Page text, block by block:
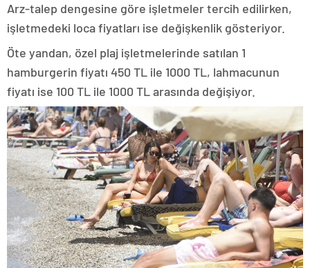
Arz-talep dengesine göre işletmeler tercih edilirken,
işletmedeki loca fiyatları ise değişkenlik gösteriyor.
Öte yandan, özel plaj işletmelerinde satılan 1
hamburgerin fiyatı 450 TL ile 1000 TL, lahmacunun
fiyatı ise 100 TL ile 1000 TL arasında değişiyor.